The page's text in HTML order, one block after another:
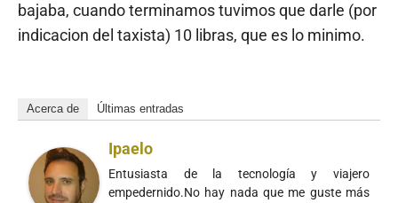
bajaba, cuando terminamos tuvimos que darle (por
indicacion del taxista) 10 libras, que es lo minimo.
Acerca de Últimas entradas
Ipaelo
Entusiasta de la tecnología y viajero
empedernido.No hay nada que me guste más